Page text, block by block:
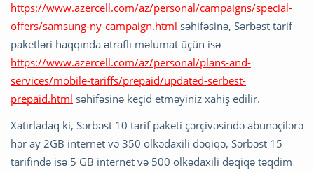
https://www.azercell.com/az/personal/campaigns/special-
offers/samsung-ny-campaign.html səhifəsinə, Sərbəst tarif
paketləri haqqında ətraflı məlumat üçün isə
https://www.azercell.com/az/personal/plans-and-
services/mobile-tariffs/prepaid/updated-serbest-
prepaid.html səhifəsinə keçid etməyiniz xahiş edilir.
Xatırladaq ki, Sərbəst 10 tarif paketi çərçivəsində abunəçilərə
hər ay 2GB internet və 350 ölkədaxili dəqiqə, Sərbəst 15
tarifində isə 5 GB internet və 500 ölkədaxili dəqiqə təqdim